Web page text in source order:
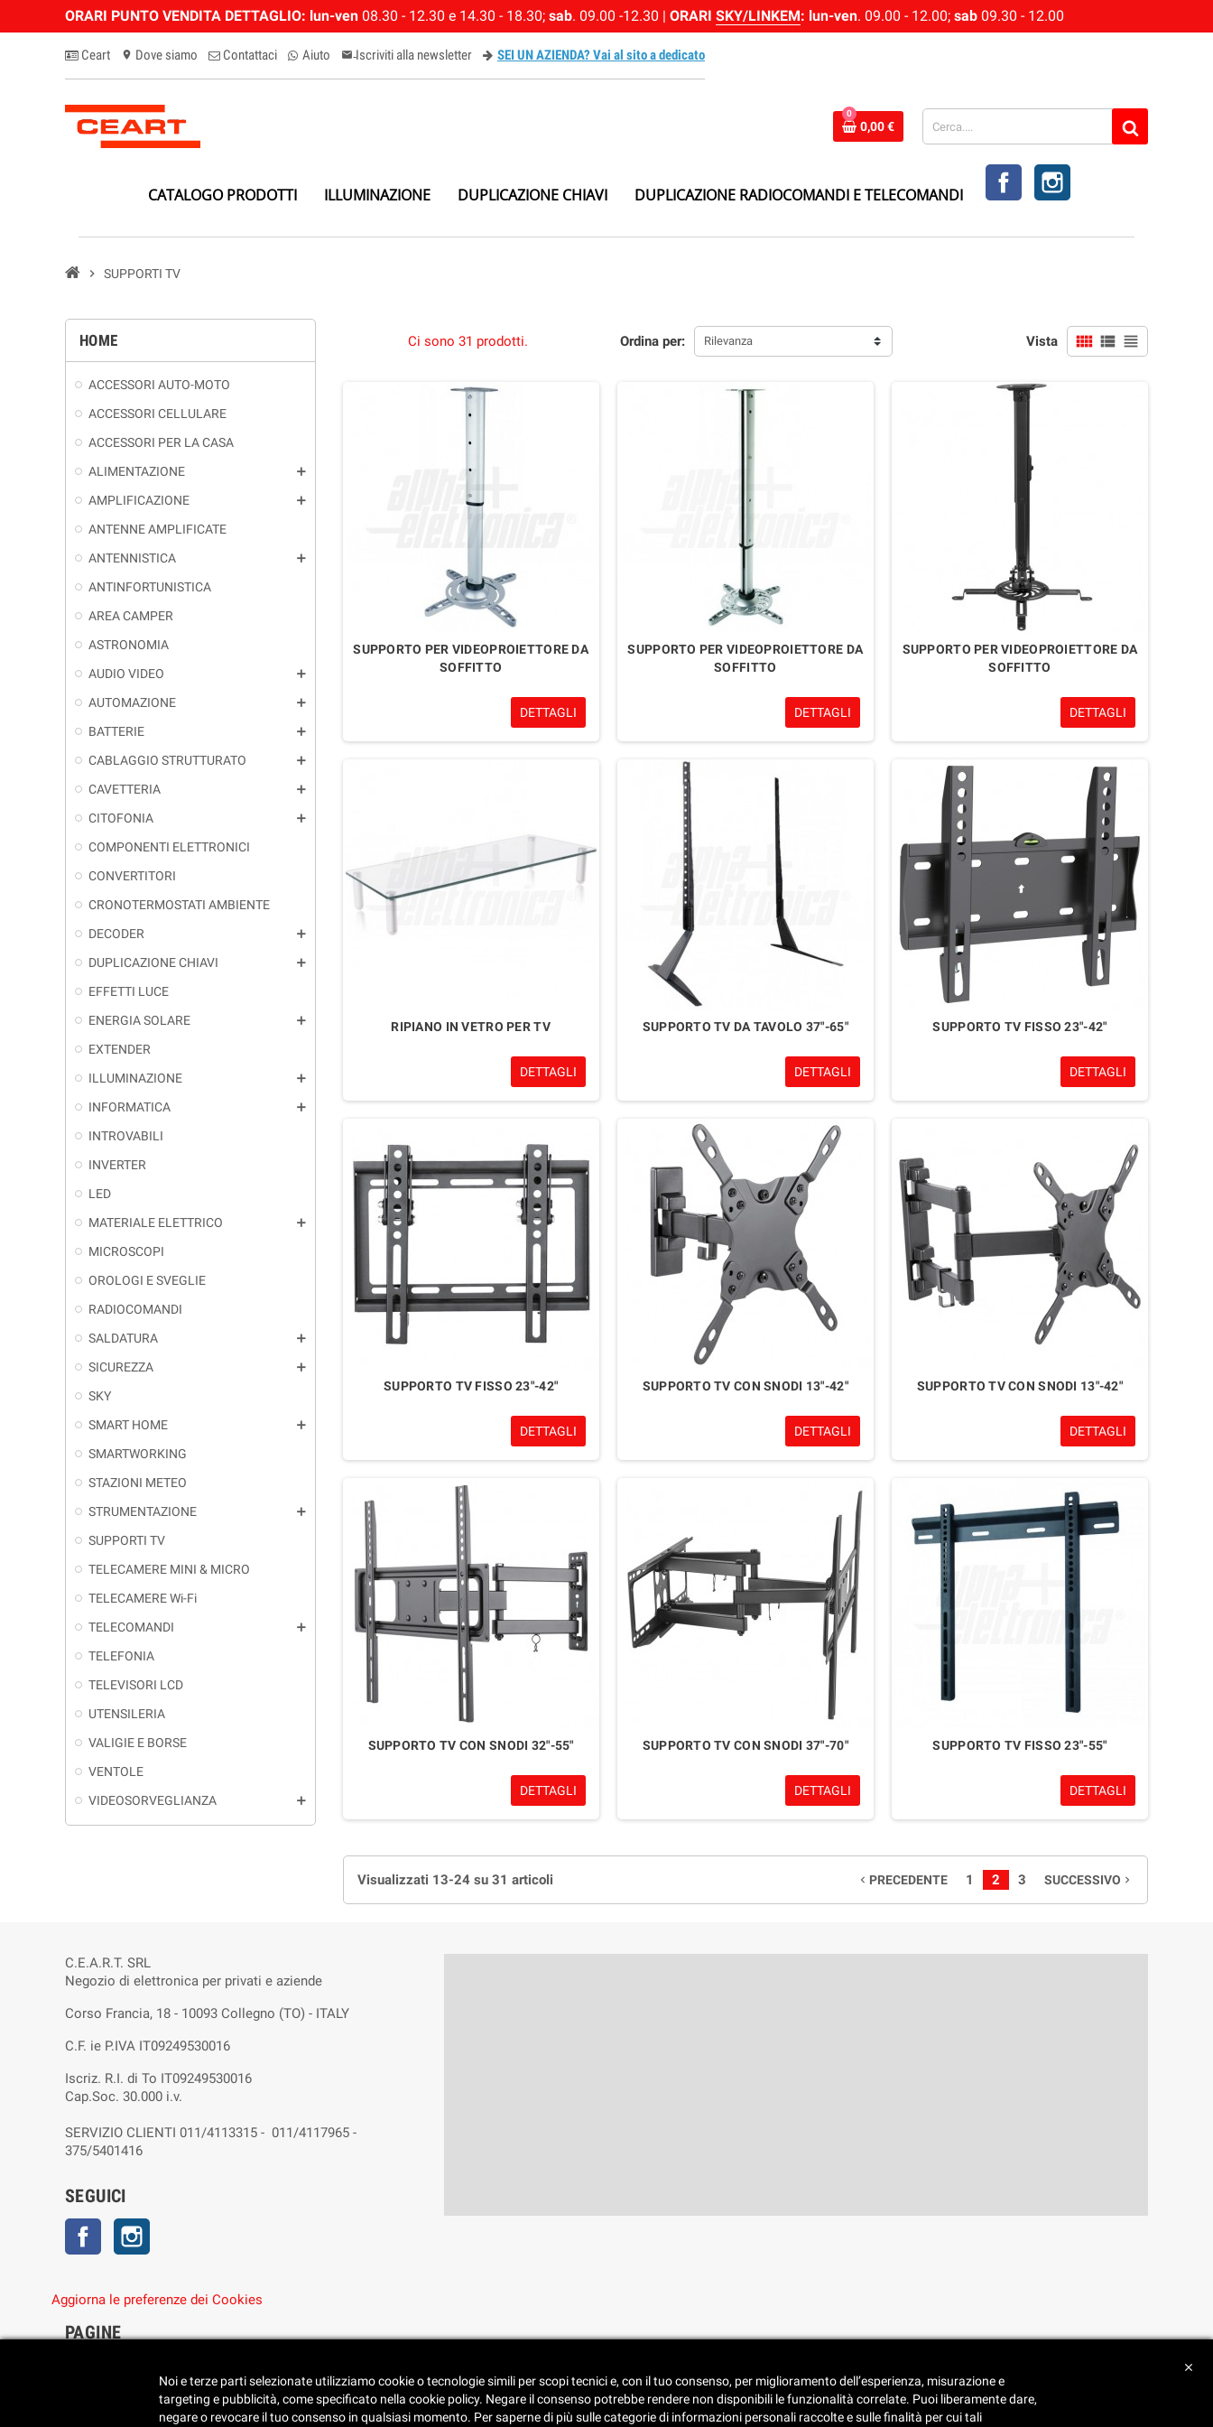
ORARI PUNTO VENDITA DETTAGLIO: lun-ven 08.30 - 12.30 e 14.30 - 18.30; sab. 09.00 -12.30 | ORARI SKY/LINKEM: lun-ven. 09.00 - 12.00; sab 09.30 - 12.00
Ceart location_on Dove siamo Contattaci Aiuto email-newsletter
Iscriviti alla newsletter SEI UN AZIENDA? Vai al sito a dedicato
0
0,00 €
CATALOGO PRODOTTI ILLUMINAZIONE DUPLICAZIONE CHIAVI DUPLICAZIONE RADIOCOMANDI E TELECOMANDI
FACEBOOKINSTAGRAM
chevron_right SUPPORTI TV
HOME
ACCESSORI AUTO-MOTO
ACCESSORI CELLULARE
ACCESSORI PER LA CASA
ALIMENTAZIONE
add
AMPLIFICAZIONE add
ANTENNE AMPLIFICATE
ANTENNISTICA
add
ANTINFORTUNISTICA
AREA CAMPER
ASTRONOMIA
AUDIO VIDEO
add
AUTOMAZIONE add
BATTERIE add
CABLAGGIO STRUTTURATO add
CAVETTERIA add
CITOFONIA add
COMPONENTI ELETTRONICI
CONVERTITORI
CRONOTERMOSTATI AMBIENTE
DECODER
add
DUPLICAZIONE CHIAVI add
EFFETTI LUCE
ENERGIA SOLARE
add
EXTENDER
ILLUMINAZIONE
add
INFORMATICA add
INTROVABILI
INVERTER
LED
MATERIALE ELETTRICO
add
MICROSCOPI
OROLOGI E SVEGLIE
RADIOCOMANDI
SALDATURA
add
SICUREZZA add
SKY
SMART HOME
add
SMARTWORKING
STAZIONI METEO
STRUMENTAZIONE
add
SUPPORTI TV
TELECAMERE MINI & MICRO
TELECAMERE Wi-Fi
TELECOMANDI
add
TELEFONIA
TELEVISORI LCD
UTENSILERIA
VALIGIE E BORSE
VENTOLE
VIDEOSORVEGLIANZA
add
Ordina per: Rilevanza Vista view_comfy view_list view_headline
Ci sono 31 prodotti.
SUPPORTO PER VIDEOPROIETTORE DA
SOFFITTO
DETTAGLI
SUPPORTO PER VIDEOPROIETTORE DA
SOFFITTO
DETTAGLI
SUPPORTO PER VIDEOPROIETTORE DA
SOFFITTO
DETTAGLI
RIPIANO IN VETRO PER TV
DETTAGLI
SUPPORTO TV DA TAVOLO 37"-65"
DETTAGLI
SUPPORTO TV FISSO 23"-42"
DETTAGLI
SUPPORTO TV FISSO 23"-42"
DETTAGLI
SUPPORTO TV CON SNODI 13"-42"
DETTAGLI
SUPPORTO TV CON SNODI 13"-42"
DETTAGLI
SUPPORTO TV CON SNODI 32"-55"
DETTAGLI
SUPPORTO TV CON SNODI 37"-70"
DETTAGLI
SUPPORTO TV FISSO 23"-55"
DETTAGLI
Visualizzati 13-24 su 31 articoli navigate_before PRECEDENTE 1 2 3 SUCCESSIVO navigate_next
C.E.A.R.T. SRL
Negozio di elettronica per privati e aziende
Corso Francia, 18 - 10093 Collegno (TO) - ITALY
C.F. ie P.IVA IT09249530016
Iscriz. R.I. di To IT09249530016
Cap.Soc. 30.000 i.v.
SERVIZIO CLIENTI 011/4113315 - 011/4117965 -
375/5401416
SEGUICI
Facebook
Aggiorna le preferenze dei Cookies
PAGINE
• Spedizione e consegna
• Condizioni di vendita
• Catalogo
• Duplicazione chiavi
• Duplicazione radiocomandi e telecomandi
• Smart home
close
Noi e terze parti selezionate utilizziamo cookie o tecnologie simili per scopi tecnici e, con il tuo consenso, per miglioramento dell’esperienza, misurazione e
targeting e pubblicità, come specificato nella cookie policy. Negare il consenso potrebbe rendere non disponibili le funzionalità correlate. Puoi liberamente dare,
negare o revocare il tuo consenso in qualsiasi momento. Per saperne di più sulle categorie di informazioni personali raccolte e sulle finalità per cui tali